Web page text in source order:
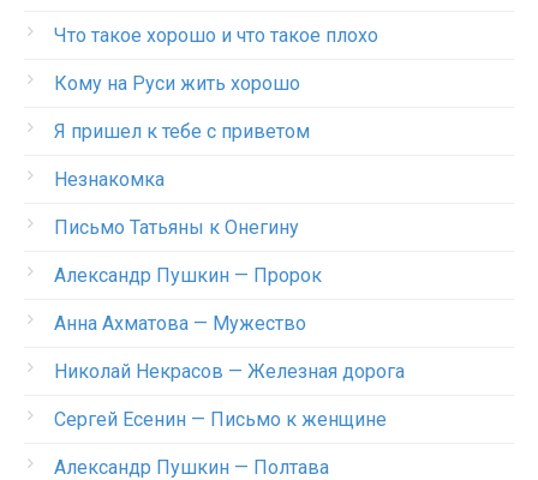
Что такое хорошо и что такое плохо
Кому на Руси жить хорошо
Я пришел к тебе с приветом
Незнакомка
Письмо Татьяны к Онегину
Александр Пушкин — Пророк
Анна Ахматова — Мужество
Николай Некрасов — Железная дорога
Сергей Есенин — Письмо к женщине
Александр Пушкин — Полтава